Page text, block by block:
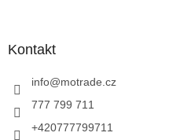
Kontakt
info@motrade.cz
777 799 711
+420777799711